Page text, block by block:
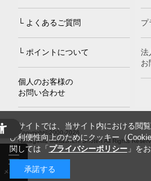
└ よくあるご質問
└ ポイントについて
個人のお客様の
お問い合わせ
プ
法
お
Copyright©2000-2026
Nakagawa Masashichi Shoten All Rights
当サイトでは、当サイト内における閲
び利便性向上のためにクッキー（
関しては「 プライバシーポリシー」を
承諾する